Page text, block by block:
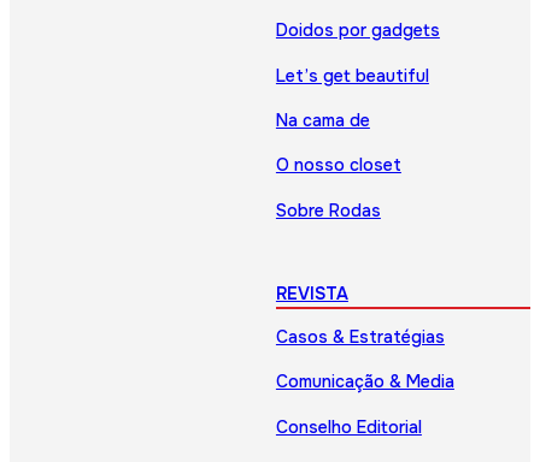
Doidos por gadgets
Let’s get beautiful
Na cama de
O nosso closet
Sobre Rodas
REVISTA
Casos & Estratégias
Comunicação & Media
Conselho Editorial